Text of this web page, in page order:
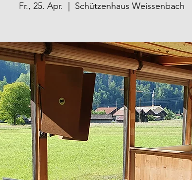
Fr., 25. Apr. Schützenhaus Weissenbach